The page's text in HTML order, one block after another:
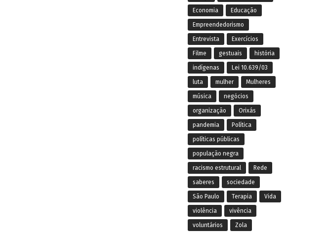
Economia Educação
Empreendedorismo
Entrevista Exercícios
Filme gestuais história
indígenas Lei 10.639/03
luta mulher Mulheres
música negócios
organização Orixás
pandemia Política
políticas públicas
população negra
racismo estrutural Rede
saberes sociedade
São Paulo Terapia Vida
violência vivência
voluntários Zola